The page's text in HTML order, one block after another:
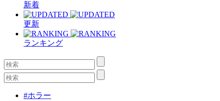
新着
更新
ランキング
#ホラー